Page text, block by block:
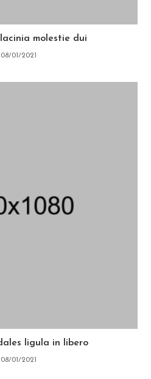
molestie dui
08/01/2021
ligula in libero
08/01/2021